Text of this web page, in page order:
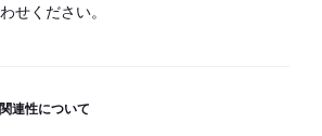
せください。
連性について